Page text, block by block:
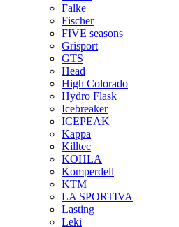
Falke
Fischer
FIVE seasons
Grisport
GTS
Head
High Colorado
Hydro Flask
Icebreaker
ICEPEAK
Kappa
Killtec
KOHLA
Komperdell
KTM
LA SPORTIVA
Lasting
Leki